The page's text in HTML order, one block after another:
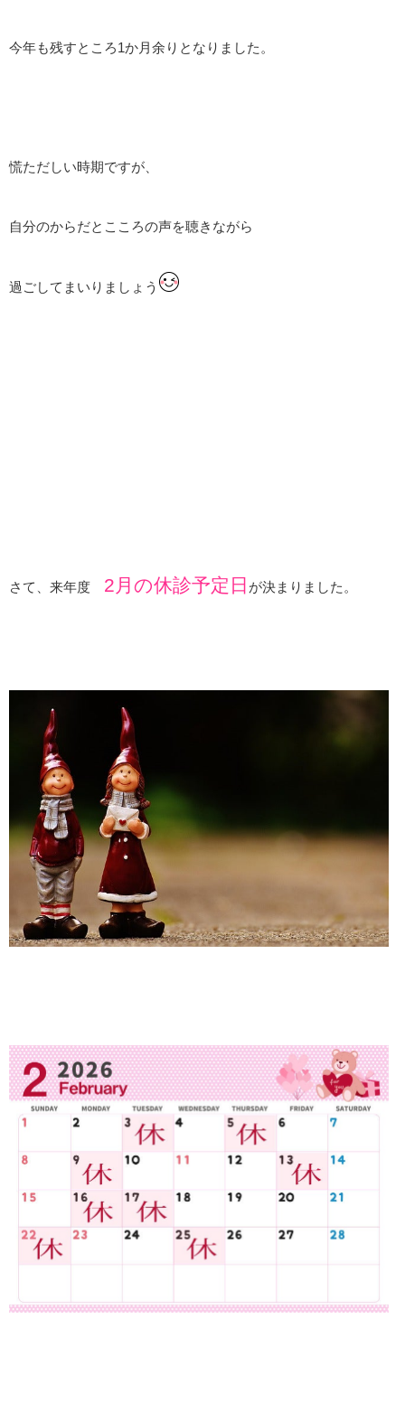
今年も残すところ1か月余りとなりました。
慌ただしい時期ですが、
自分のからだとこころの声を聴きながら
過ごしてまいりましょう
さて、来年度 2月の休診予定日 が決まりました。